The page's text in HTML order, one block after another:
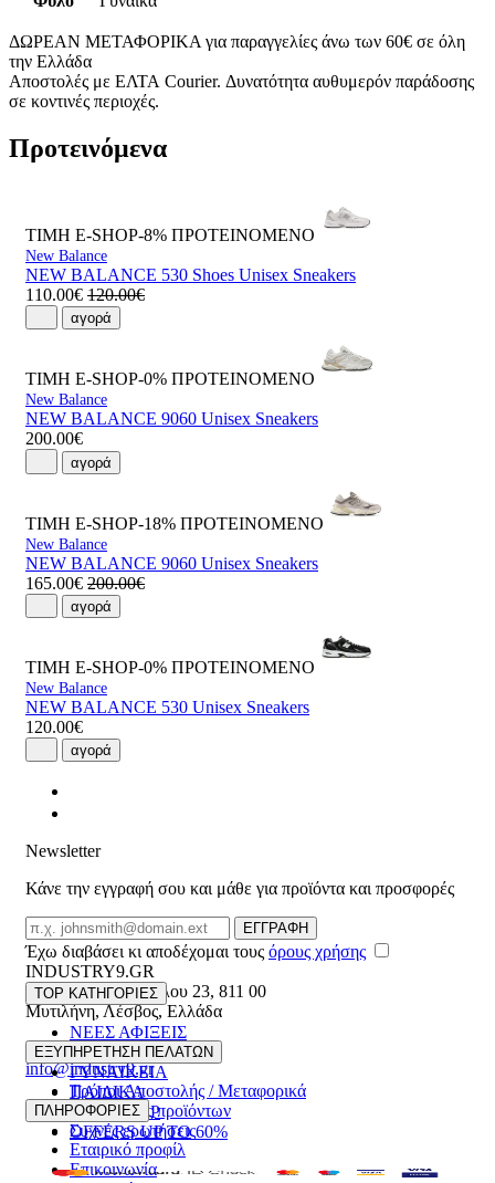
ΔΩΡΕΑΝ ΜΕΤΑΦΟΡΙΚΑ για παραγγελίες άνω των 60€ σε όλη
την Ελλάδα
Αποστολές με ΕΛΤΑ Courier. Δυνατότητα αυθυμερόν παράδοσης
σε κοντινές περιοχές.
Προτεινόμενα
ΤΙΜΗ E-SHOP-8% ΠΡΟΤΕΙΝΟΜΕΝΟ
New Balance
NEW BALANCE 530 Shoes Unisex Sneakers
110.00€ 120.00€
αγορά
ΤΙΜΗ E-SHOP-0% ΠΡΟΤΕΙΝΟΜΕΝΟ
New Balance
NEW BALANCE 9060 Unisex Sneakers
200.00€
αγορά
ΤΙΜΗ E-SHOP-18% ΠΡΟΤΕΙΝΟΜΕΝΟ
New Balance
NEW BALANCE 9060 Unisex Sneakers
165.00€ 200.00€
αγορά
ΤΙΜΗ E-SHOP-0% ΠΡΟΤΕΙΝΟΜΕΝΟ
New Balance
NEW BALANCE 530 Unisex Sneakers
120.00€
αγορά
Newsletter
Κάνε την εγγραφή σου και μάθε για προϊόντα και προσφορές
Email
ΕΓΓΡΑΦΗ
Έχω διαβάσει κι αποδέχομαι τους όρους χρήσης
INDUSTRY9.GR
Ελευθέριου Βενιζέλου 23, 811 00
Μυτιλήνη,Λέσβος,Ελλάδα
22510 55629
info@industry9.gr
TOP ΚΑΤΗΓΟΡΙΕΣ
ΝΕΕΣ ΑΦΙΞΕΙΣ
ΑΝΔΡΙΚΑ
ΓΥΝΑΙΚΕΙΑ
ΠΑΙΔΙΚΑ
ΑΞΕΣΟΥΑΡ
OFFERS UP TO 60%
ΕΞΥΠΗΡΕΤΗΣΗ ΠΕΛΑΤΩΝ
Τρόποι Αποστολής / Μεταφορικά
Επιστροφές προϊόντων
Συχνές ερωτήσεις
ΠΛΗΡΟΦΟΡΙΕΣ
Εταιρικό προφίλ
Επικοινωνία